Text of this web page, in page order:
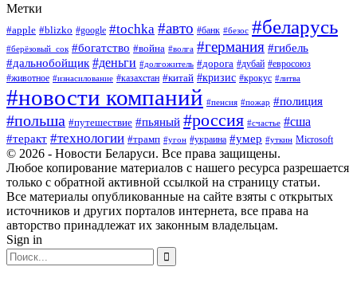
Метки
#apple #blizko #google #tochka #авто #банк #безос #беларусь
#берёзовый_сок #богатство #война #волга #германия #гибель
#дальнобойщик #деньги #долгожитель #дорога #дубай #евросоюз
#животное #изнасилование #казахстан #китай #кризис #крокус #литва
#новости компаний #пенсия #пожар #полиция
#польша #путешествие #пьяный #россия #счастье #сша
#теракт #технологии #трамп #угон #украина #умер #уткин Microsoft
© 2026 - Новости Беларуси. Все права защищены.
Любое копирование материалов с нашего ресурса разрешается
только с обратной активной ссылкой на страницу статьи.
Все материалы опубликованные на сайте взяты с открытых
источников и других порталов интернета, все права на
авторство принадлежат их законным владельцам.
Sign in